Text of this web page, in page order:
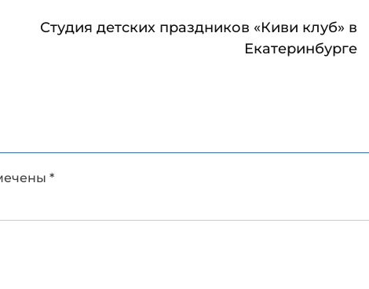
Студия детских праздников «Киви клуб» в
Екатеринбурге
*